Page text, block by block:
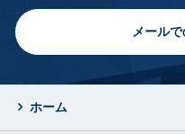
メール
ホーム